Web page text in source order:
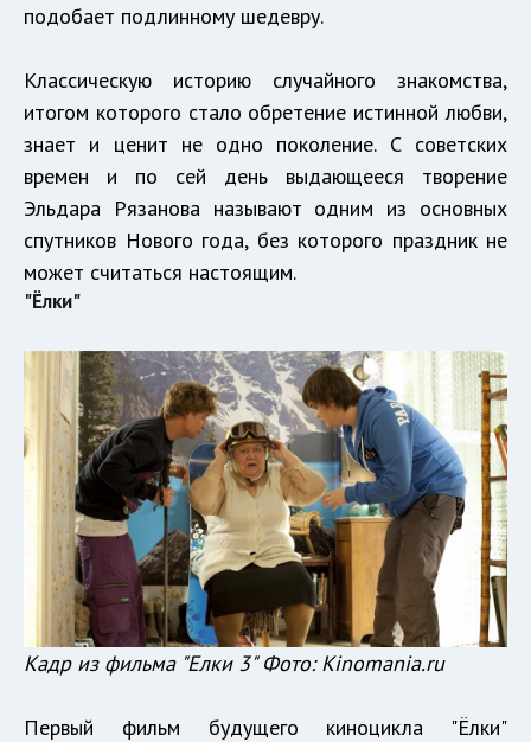
подобает подлинному шедевру.
Классическую историю случайного знакомства,
итогом которого стало обретение истинной любви,
знает и ценит не одно поколение. С советских
времен и по сей день выдающееся творение
Эльдара Рязанова называют одним из основных
спутников Нового года, без которого праздник не
может считаться настоящим.
"Ёлки"
Кадр из фильма "Елки 3" Фото:Kinomania.ru
Первый фильм будущего киноцикла "Ёлки"